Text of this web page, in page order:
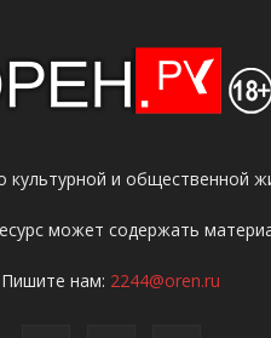
и общественной
может содержать
Пишите нам: 2244@oren.ru